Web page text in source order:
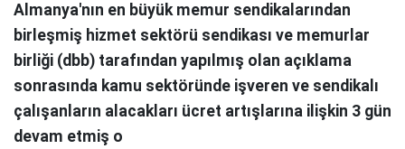
Almanya'nın en büyük memur sendikalarından
birleşmiş hizmet sektörü sendikası ve memurlar
birliği (dbb) tarafından yapılmış olan açıklama
sonrasında kamu sektöründe işveren ve sendikalı
çalışanların alacakları ücret artışlarına ilişkin 3 gün
devam etmiş o